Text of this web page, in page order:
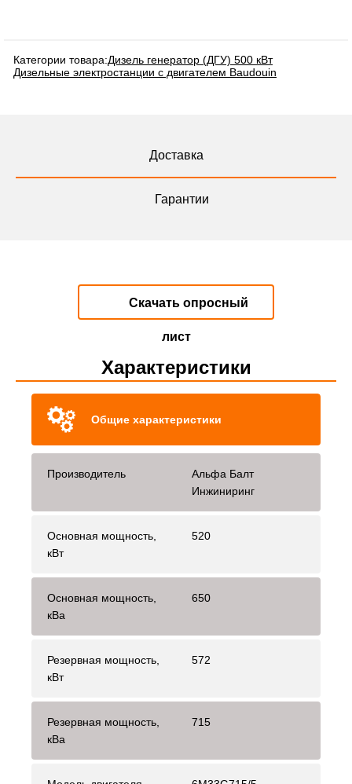
Категории товара:Дизель генератор (ДГУ) 500 кВт
Дизельные электростанции с двигателем Baudouin
Доставка
Гарантии
Скачать опросный
лист
Характеристики
Общие характеристики
Производитель
Альфа Балт
Инжиниринг
Основная мощность,
кВт
520
Основная мощность,
кВа
650
Резервная мощность,
кВт
572
Резервная мощность,
кВа
715